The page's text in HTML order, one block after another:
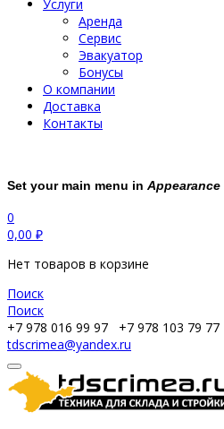
Услуги
Аренда
Сервис
Эвакуатор
Бонусы
О компании
Доставка
Контакты
Set your main menu in Appearance
0
0,00 ₽
Нет товаров в корзине
Поиск
Поиск
+7 978 016 99 97
+7 978 103 79 77
tdscrimea@yandex.ru